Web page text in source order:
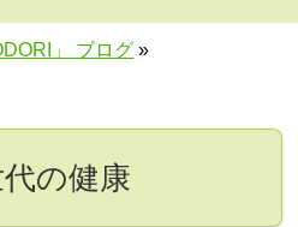
」 ブログ »
の健康